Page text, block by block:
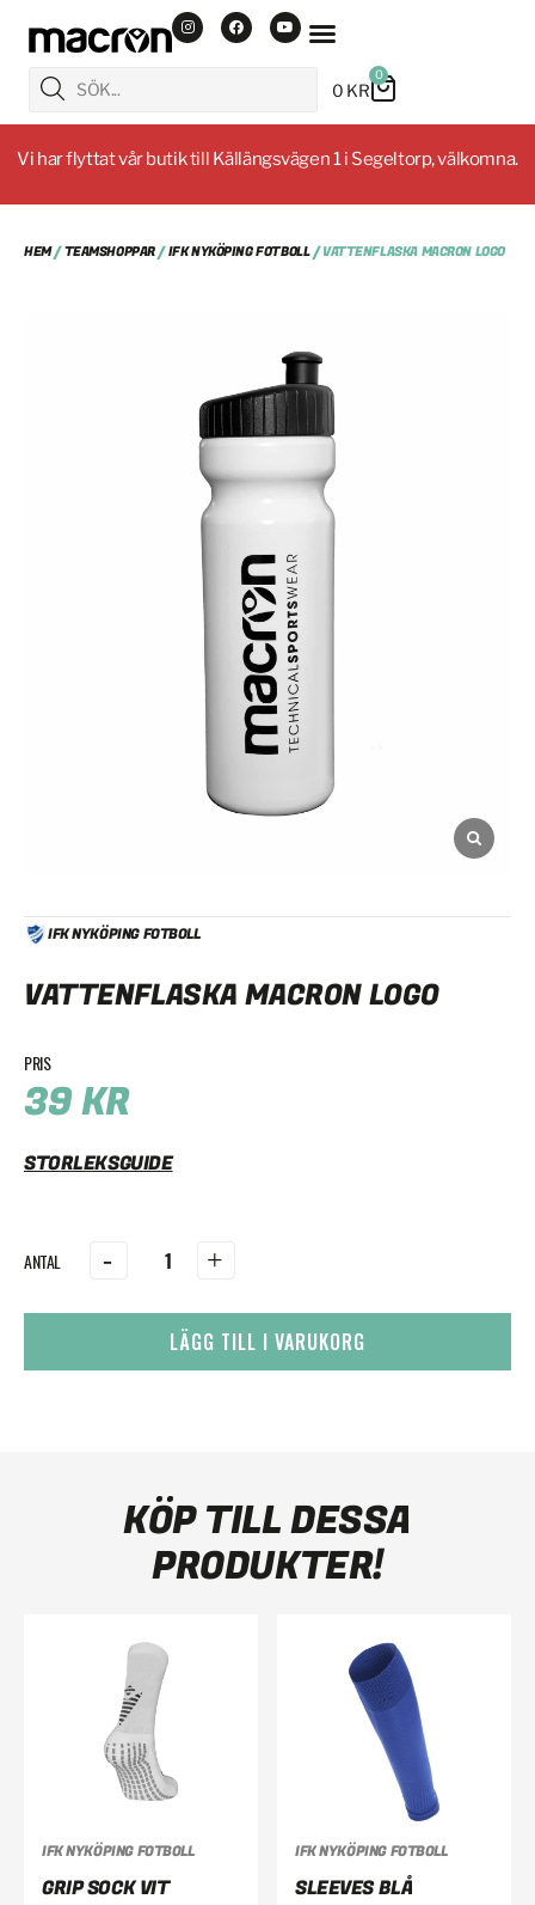
0 KR
0
Vi har flyttat vår butik till Källängsvägen 1 i Segeltorp, välkomna.
HEM/TEAMSHOPPAR/IFK NYKÖPING FOTBOLL/ VATTENFLASKA MACRON LOGO
IFK NYKÖPING FOTBOLL
VATTENFLASKA MACRON LOGO
39KR
STORLEKSGUIDE
- +
LÄGG TILL I VARUKORG
KÖP TILL DESSA
PRODUKTER!
IFK NYKÖPING FOTBOLL
GRIP SOCK VIT
IFK NYKÖPING FOTBOLL
SLEEVES BLÅ